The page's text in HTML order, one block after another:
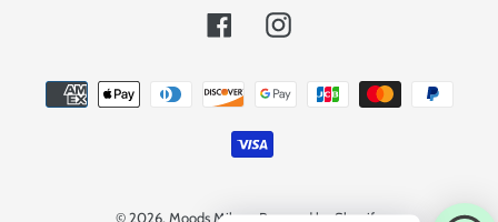
FacebookInstagram
Metodi
di
pagamento
© 2026, Moods Milano Powered by Shopify